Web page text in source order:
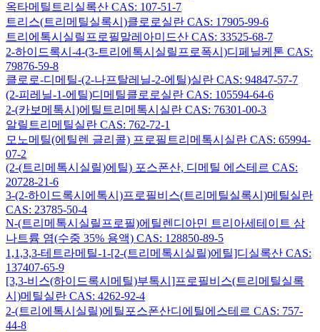
옥타메틸트리실록산 CAS: 107-51-7
트리스(트리메틸실록시)클로로실란 CAS: 17905-99-6
트리에톡시실릴프로필말레아미드산 CAS: 33525-68-7
2-하이드록시-4-(3-트리에톡시실릴프로폭시)디페닐케톤 CAS:
79876-59-8
클로로-디메틸-(2-나프탈레닐-2-에틸)실란 CAS: 94847-57-7
(2-피레닐-1-에틸)디메틸클로로실란 CAS: 105594-64-6
2-(카보메톡시)에틸트리메톡시실란 CAS: 76301-00-3
알릴트리메틸실란 CAS: 762-72-1
모노메틸(에틸렌 글리콜) 프로필트리메톡시실란 CAS: 65994-
07-2
(2-(트리메톡시실릴)에틸) 포스폰산, 디메틸 에스테르 CAS:
20728-21-6
3-(2-하이드록시에톡시)프로필비스(트리메틸실록시)메틸실란
CAS: 23785-50-4
N-(트리메톡시실릴프로필)에틸렌디아민 트리아세테이트 삼
나트륨 염(수중 35% 용액) CAS: 128850-89-5
1,1,3,3-테트라메틸-1-[2-(트리메톡시실릴)에틸]디실록산 CAS:
137407-65-9
[3,3-비스(하이드록시메틸)부톡시]프로필비스(트리메틸실록
시)메틸실란 CAS: 4262-92-4
2-(트리에톡시실릴)에틸포스폰산디에틸에스테르 CAS: 757-
44-8